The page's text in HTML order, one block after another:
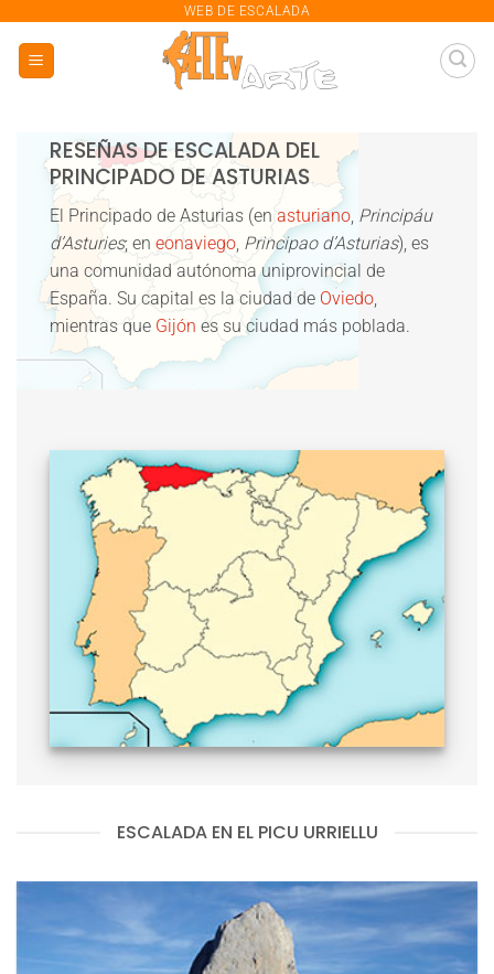
contenido
WEB DE ESCALADA
RESEÑAS DE ESCALADA DEL
PRINCIPADO DE ASTURIAS
El Principado de Asturias (en asturiano Principáu
d’Asturies; en eonaviego Principao d’Asturias), es
una comunidad autónoma uniprovincial de
España. Su capital es la ciudad de Oviedo
mientras que Gijón es su ciudad más poblada.
ESCALADA EN EL PICU URRIELLU